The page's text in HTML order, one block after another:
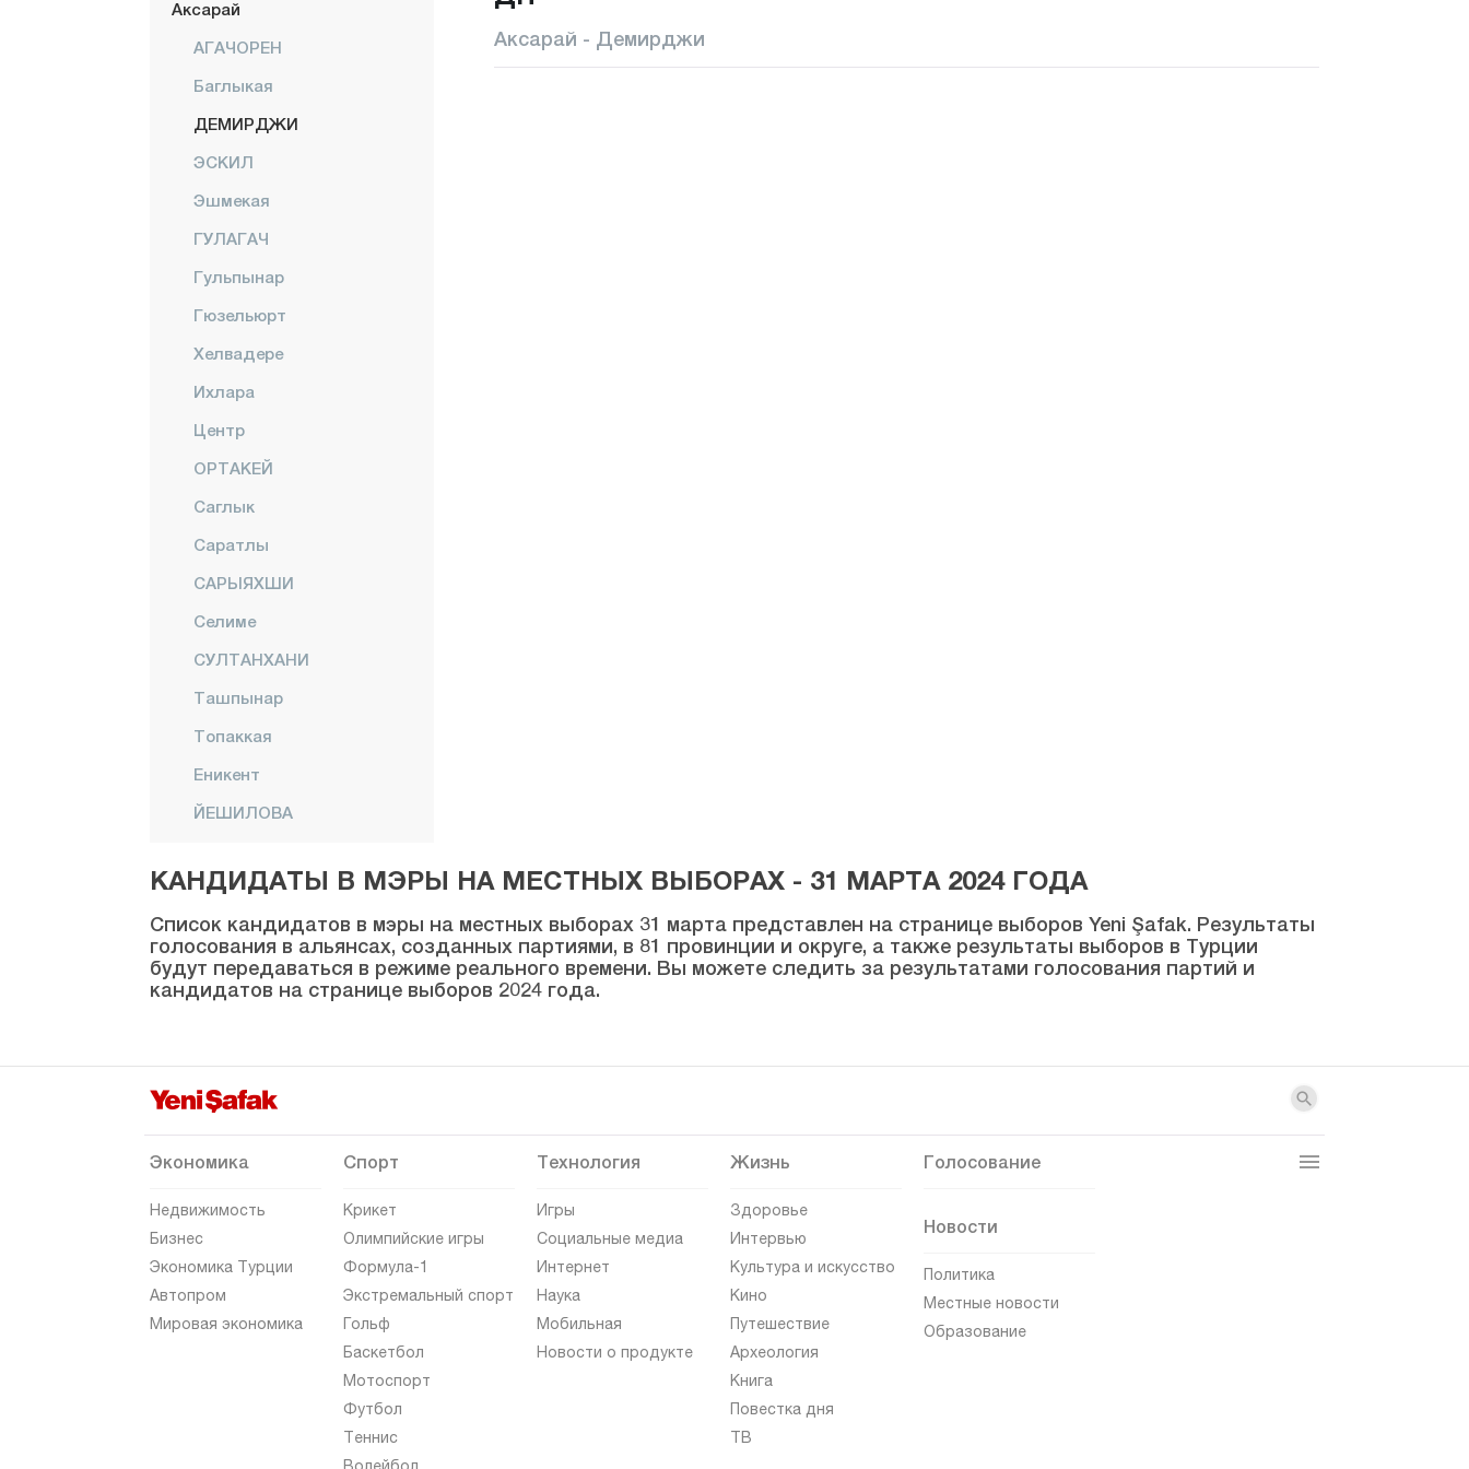
Аксарай
АГАЧОРЕН
Баглыкая
ДЕМИРДЖИ
ЭСКИЛ
Эшмекая
ГУЛАГАЧ
Гульпынар
Гюзельюрт
Хелвадере
Ихлара
Центр
ОРТАКЕЙ
Саглык
Саратлы
САРЫЯХШИ
Селиме
СУЛТАНХАНИ
Ташпынар
Топаккая
Еникент
ЙЕШИЛОВА
Амасья
Анталия
Ардахан
Артвин
Бартын
Батман
Биледжик
Бингёль
Битлис
Аксарай - Демирджи
КАНДИДАТЫ В МЭРЫ НА МЕСТНЫХ ВЫБОРАХ - 31 МАРТА 2024 ГОДА
Список кандидатов в мэры на местных выборах 31 марта представлен на странице выборов Yeni Şafak. Результаты
голосования в альянсах, созданных партиями, в 81 провинции и округе, а также результаты выборов в Турции
будут передаваться в режиме реального времени. Вы можете следить за результатами голосования партий и
кандидатов на странице выборов 2024 года.
Экономика
Недвижимость
Бизнес
Экономика Турции
Автопром
Мировая экономика
Спорт
Крикет
Олимпийские игры
Формула-1
Экстремальный спорт
Гольф
Баскетбол
Мотоспорт
Футбол
Теннис
Технология
Игры
Социальные медиа
Интернет
Наука
Мобильная
Новости о продукте
Жизнь
Здоровье
Интервью
Культура и искусство
Кино
Путешествие
Археология
Книга
Повестка дня
ТВ
Голосование
Новости
Политика
Местные новости
Образование